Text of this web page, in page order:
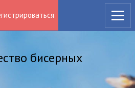
бисерных